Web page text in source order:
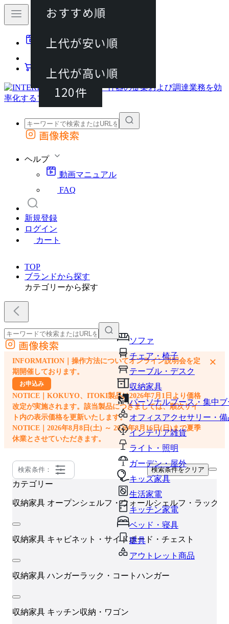
動画マニュアル
カート
外部サイトの商品をカートに追加
画像検索
ヘルプ
動画マニュアル
FAQ
新規登録
ログイン
カート
TOP
ブランドから探す
カテゴリーから探す
ソファ
チェア・椅子
テーブル・デスク
収納家具
パーソナルブース・集中
オフィスアクセサリー・備
インテリア雑貨
ライト・照明
ガーデン・屋外
キッズ家具
生活家電
キッチン家電
ベッド・寝具
建具
アウトレット商品
外部サイトの商品をカートに追加
他のサイトで見つけた商品ページのURLを貼り付けて、カートに追加できます
画像検索
INFORMATION｜操作方法についてオンライン説明会を定
期開催しております。
お申込み
NOTICE｜KOKUYO、ITOKI製品は2026年7月1日より価格
改定が実施されます。該当製品につきましては、順次サイ
ト内の表示価格を更新いたします。
NOTICE｜2026年8月8日(土) ～ 2026年8月16日(日)まで夏季
休業とさせていただきます。
×
検索条件： 検索条件をクリア
カテゴリー
収納家具 オープンシェルフ・ウォールシェルフ・ラック
収納家具 キャビネット・サイドボード・チェスト
収納家具 ハンガーラック・コートハンガー
収納家具 キッチン収納・ワゴン
120件
おすすめ順
上代が安い順
上代が高い順